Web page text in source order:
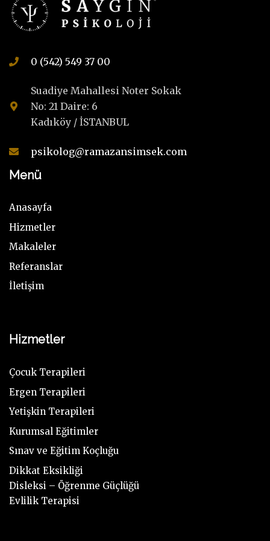
0 (542) 549 37 00
Suadiye Mahallesi Noter Sokak
No: 21 Daire: 6
Kadıköy / İSTANBUL
psikolog@ramazansimsek.com
Menü
Anasayfa
Hizmetler
Makaleler
Referanslar
İletişim
Hizmetler
Çocuk Terapileri
Ergen Terapileri
Yetişkin Terapileri
Kurumsal Eğitimler
Sınav ve Eğitim Koçluğu
Dikkat Eksikliği
Disleksi – Öğrenme Güçlüğü
Evlilik Terapisi